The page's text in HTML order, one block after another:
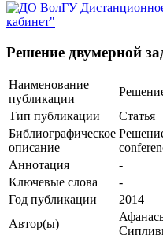
кабинет"
Решение двумерной
Наименование
публикации
Тип публикации
Статья
Библиографическое
описание
Аннотация
-
Ключевые cлова
-
Год публикации
2014
Автор(ы)